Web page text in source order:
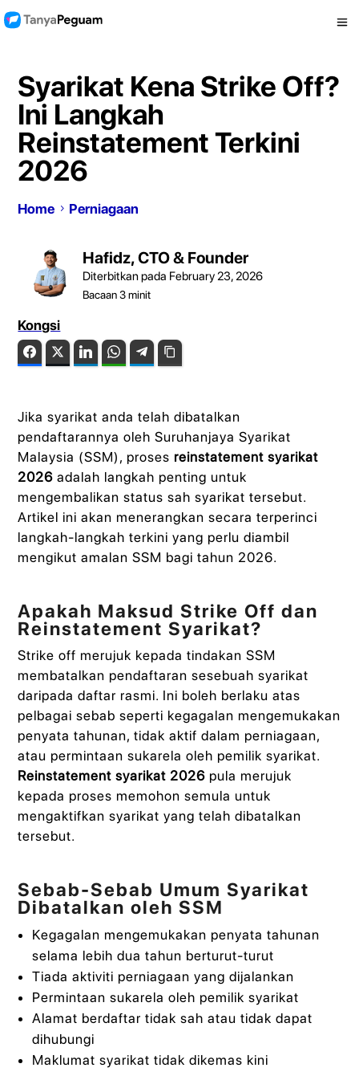
Syarikat Kena Strike Off?
Ini Langkah
Reinstatement Terkini
2026
Home Perniagaan
Hafidz, CTO & Founder
Diterbitkan pada February 23, 2026
Bacaan3minit
Kongsi
FacebookTwitter LinkedIn WhatsAppTelegram
Jika syarikat anda telah dibatalkan
pendaftarannya oleh Suruhanjaya Syarikat
Malaysia (SSM), proses reinstatement syarikat
2026 adalah langkah penting untuk
mengembalikan status sah syarikat tersebut.
Artikel ini akan menerangkan secara terperinci
langkah-langkah terkini yang perlu diambil
mengikut amalan SSM bagi tahun 2026.
Apakah Maksud Strike Off dan
Reinstatement Syarikat?
Strike off merujuk kepada tindakan SSM
membatalkan pendaftaran sesebuah syarikat
daripada daftar rasmi. Ini boleh berlaku atas
pelbagai sebab seperti kegagalan mengemukakan
penyata tahunan, tidak aktif dalam perniagaan,
atau permintaan sukarela oleh pemilik syarikat.
Reinstatement syarikat 2026 pula merujuk
kepada proses memohon semula untuk
mengaktifkan syarikat yang telah dibatalkan
tersebut.
Sebab-Sebab Umum Syarikat
Dibatalkan oleh SSM
Kegagalan mengemukakan penyata tahunan
selama lebih dua tahun berturut-turut
Tiada aktiviti perniagaan yang dijalankan
Permintaan sukarela oleh pemilik syarikat
Alamat berdaftar tidak sah atau tidak dapat
dihubungi
Maklumat syarikat tidak dikemas kini